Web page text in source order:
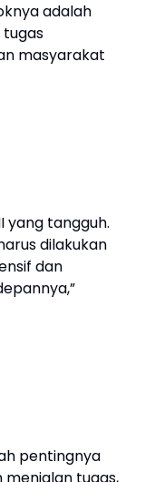
adalah
masyarakat
yang tangguh.
dilakukan
dan
pentingnya